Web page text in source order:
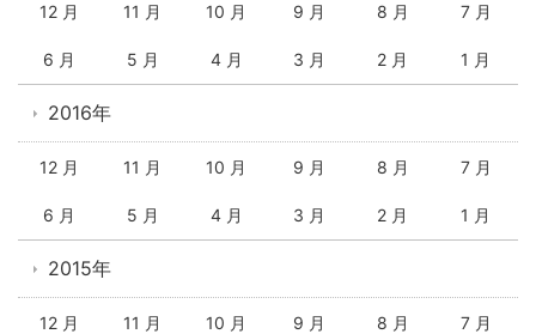
12 月 11 月 10 月 9 月 8 月 7 月
6 月 5 月 4 月 3 月 2 月 1 月
2016年
12 月 11 月 10 月 9 月 8 月 7 月
6 月 5 月 4 月 3 月 2 月 1 月
2015年
12 月 11 月 10 月 9 月 8 月 7 月